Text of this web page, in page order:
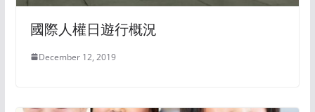
國際人權日遊行概況
December 12, 2019